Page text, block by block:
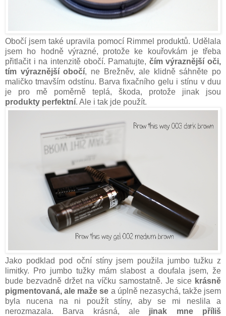
Obočí jsem také upravila pomocí Rimmel produktů. Udělala
jsem ho hodně výrazné, protože ke kouřovkám je třeba
přitlačit i na intenzitě obočí. Pamatujte, čím výraznější oči,
tím výraznější obočí, ne Brežněv, ale klidně sáhněte po
maličko tmavším odstínu. Barva fixačního gelu i stínu v duu
je pro mě poměrně teplá, škoda, protože jinak jsou
produkty perfektní. Ale i tak jde použít.
Jako podklad pod oční stíny jsem použila jumbo tužku z
limitky. Pro jumbo tužky mám slabost a doufala jsem, že
bude bezvadně držet na víčku samostatně. Je sice krásně
pigmentovaná, ale maže se a úplně nezasychá, takže jsem
byla nucena na ni použít stíny, aby se mi neslila a
nerozmazala. Barva krásná, ale jinak mne příliš